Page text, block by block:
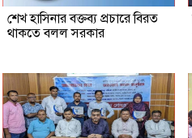
শেখ হাসিনার বক্তব্য প্রচারে বিরত
থাকতে বলল সরকার